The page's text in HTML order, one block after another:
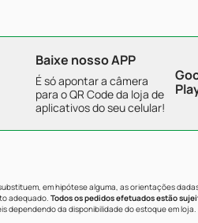
Baixe nosso APP
É só apontar a câmera
para o QR Code da loja de
aplicativos do seu celular!
em hipótese alguma, as orientações
adequado. Todos os pedidos efetuados estão
dependendo da disponibilidade do estoque em loja.